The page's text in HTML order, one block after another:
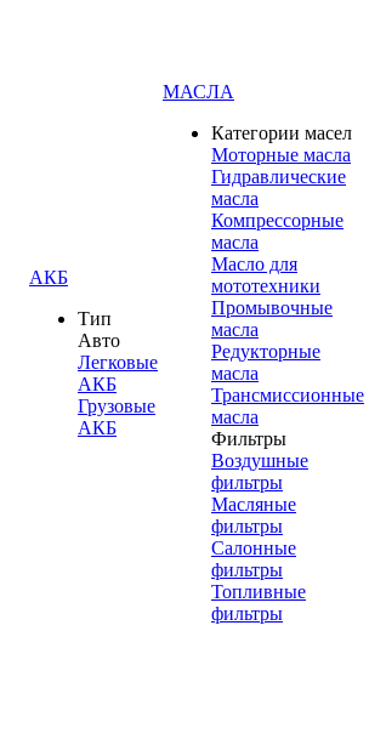
АКБ
Тип
Авто
Легковые
АКБ
Грузовые
АКБ
МАСЛА
Категории масел
Моторные масла
Гидравлические
масла
Компрессорные
масла
Масло для
мототехники
Промывочные
масла
Редукторные
масла
Трансмиссионные
масла
Фильтры
Воздушные
фильтры
Масляные
фильтры
Салонные
фильтры
Топливные
фильтры